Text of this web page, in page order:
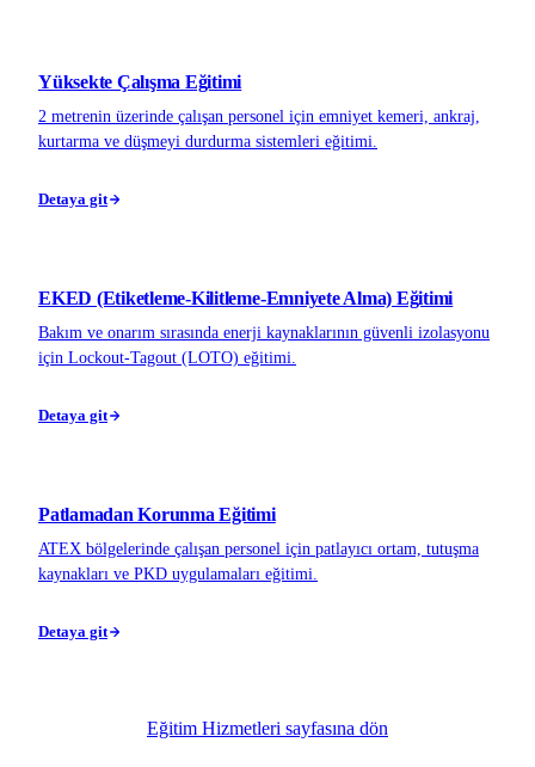
Yüksekte Çalışma Eğitimi
2 metrenin üzerinde çalışan personel için emniyet kemeri, ankraj,
kurtarma ve düşmeyi durdurma sistemleri eğitimi.
Detaya git
EKED (Etiketleme-Kilitleme-Emniyete Alma) Eğitimi
Bakım ve onarım sırasında enerji kaynaklarının güvenli izolasyonu
için Lockout-Tagout (LOTO) eğitimi.
Detaya git
Patlamadan Korunma Eğitimi
ATEX bölgelerinde çalışan personel için patlayıcı ortam, tutuşma
kaynakları ve PKD uygulamaları eğitimi.
Detaya git
Eğitim Hizmetleri sayfasına dön